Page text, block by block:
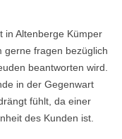
in Altenberge Kümper
gerne fragen bezüglich
beantworten wird.
in der Gegenwart
fühlt, da einer
des Kunden ist.